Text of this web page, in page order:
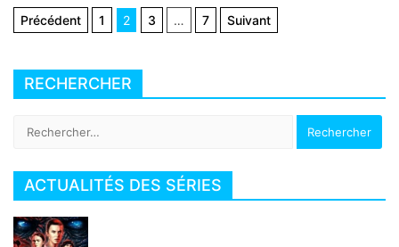
Navigation
articles
Précédent 1 2 3 … 7 Suivant
RECHERCHER
ACTUALITÉS DES SÉRIES